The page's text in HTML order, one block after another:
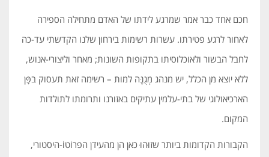
חכם אחד כבר אמר שמרגע לידתו של האדם מתחילה הספירה
לאחור לרגע פטירתו. עשרות רשימות בירחון שלנו הקדשתי עד-כה
לחבל הבשור ולאוכלוסיתו בתקופות השונות; מאחר וליצורי-אנוש,
ללא יוצא מן הכלל, יש מנהג מְגֻנֶּה למות – רשימה זאת תעסוק בפָּן
הארכיאולוגי של בתי-עלמין עתיקים באזורנו ותרומתו לתולדות
המקום.
הקבורות הקדומות ביותר שזוּהוּ כאן הן מהעידן הפרוֹטוֹ-היסטורי,